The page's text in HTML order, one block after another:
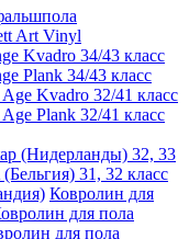
Art Vinyl
Kvadro 34/43 класс
Plank 34/43 класс
Kvadro 32/41 класс
Plank 32/41 класс
(Нидерланды) 32, 33
31, 32 класс
Ковролин для
для пола
для пола